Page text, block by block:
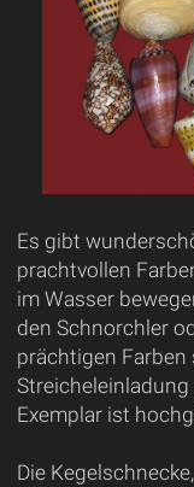
Es gibt
prachtvollen
im Wasser
den Schnorchler
prächtigen
Exemplar ist
Die